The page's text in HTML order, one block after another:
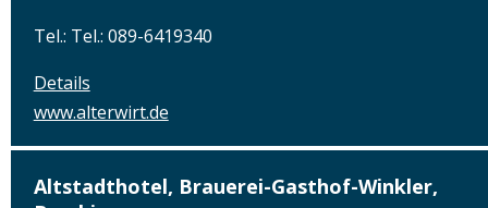
Tel.: Tel.: 089-6419340
Details
www.alterwirt.de
Altstadthotel, Brauerei-Gasthof-Winkler,